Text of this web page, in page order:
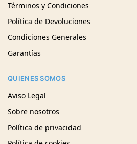
Términos y Condiciones
Política de Devoluciones
Condiciones Generales
Garantías
QUIENES SOMOS
Aviso Legal
Sobre nosotros
Política de privacidad